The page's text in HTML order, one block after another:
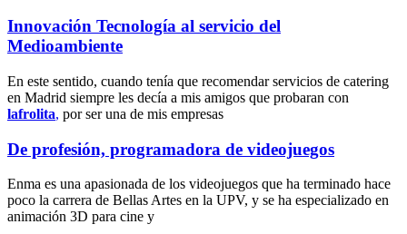
Innovación Tecnología al servicio del
Medioambiente
En este sentido, cuando tenía que recomendar servicios de catering
en Madrid siempre les decía a mis amigos que probaran con
lafrolita, por ser una de mis empresas
De profesión, programadora de videojuegos
Enma es una apasionada de los videojuegos que ha terminado hace
poco la carrera de Bellas Artes en la UPV, y se ha especializado en
animación 3D para cine y